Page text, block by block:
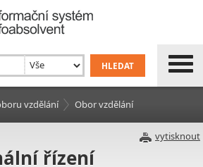
vzdělání Obor vzdělání
vytisknout
řízení